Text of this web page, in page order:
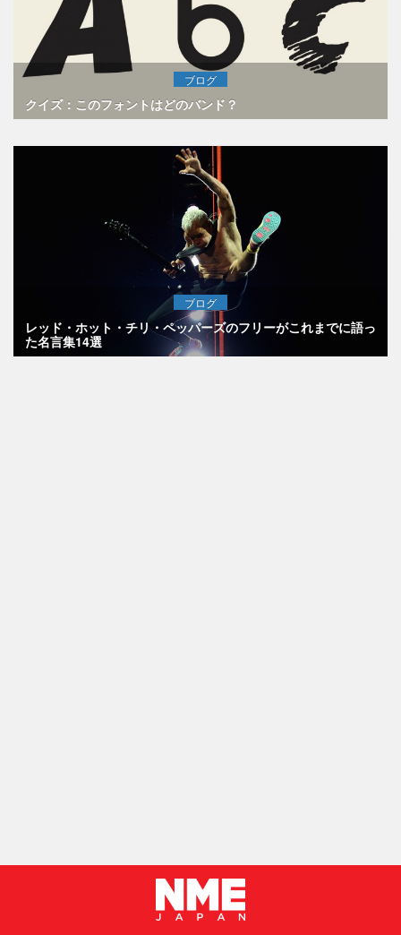
ブログ
クイズ：このフォントはどのバンド？
ブログ
レッド・ホット・チリ・ペッパーズのフリーがこれまでに語っ
た名言集14選